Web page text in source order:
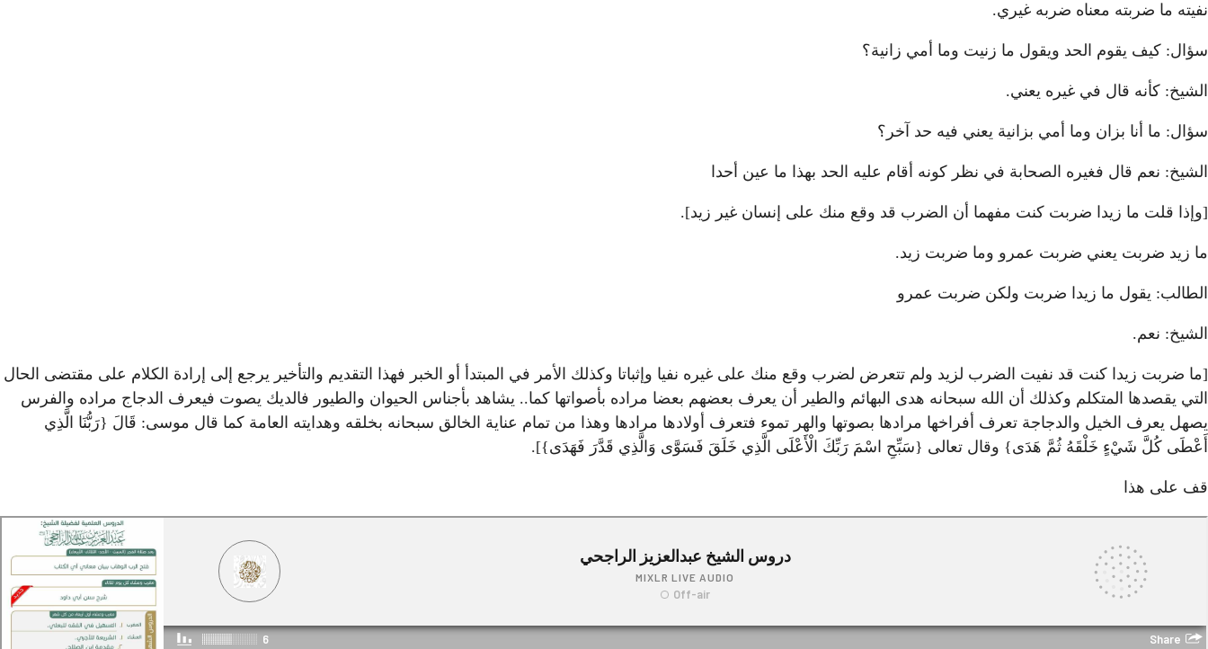
نفيته ما ضربته معناه ضربه غيري.
سؤال: كيف يقوم الحد ويقول ما زنيت وما أمي زانية؟
الشيخ: كأنه قال في غيره يعني.
سؤال: ما أنا بزان وما أمي بزانية يعني فيه حد آخر؟
الشيخ: نعم قال فغيره الصحابة في نظر كونه أقام عليه الحد بهذا ما عين أحدا
[وإذا قلت ما زيدا ضربت كنت مفهما أن الضرب قد وقع منك على إنسان غير زيد].
ما زيد ضربت يعني ضربت عمرو وما ضربت زيد.
الطالب: يقول ما زيدا ضربت ولكن ضربت عمرو
الشيخ: نعم.
[ما ضربت زيدا كنت قد نفيت الضرب لزيد ولم تتعرض لضرب وقع منك على غيره نفيا وإثباتا وكذلك الأمر في المبتدأ أو الخبر فهذا التقديم والتأخير يرجع إلى إرادة الكلام على مقتضى الحال
التي يقصدها المتكلم وكذلك أن الله سبحانه هدى البهائم والطير أن يعرف بعضهم بعضا مراده بأصواتها كما.. يشاهد بأجناس الحيوان والطيور فالديك يصوت فيعرف الدجاج مراده والفرس
يصهل يعرف الخيل والدجاجة تعرف أفراخها مرادها بصوتها والهر تموء فتعرف أولادها مرادها وهذا من تمام عناية الخالق سبحانه بخلقه وهدايته العامة كما قال موسى: قَالَ {رَبُّنَا الَّذِي
أَعْطَى كُلَّ شَيْءٍ خَلْقَهُ ثُمَّ هَدَى} وقال تعالى {سَبِّحِ اسْمَ رَبِّكَ الْأَعْلَى الَّذِي خَلَقَ فَسَوَّى وَالَّذِي قَدَّرَ فَهَدَى}].
قف على هذا